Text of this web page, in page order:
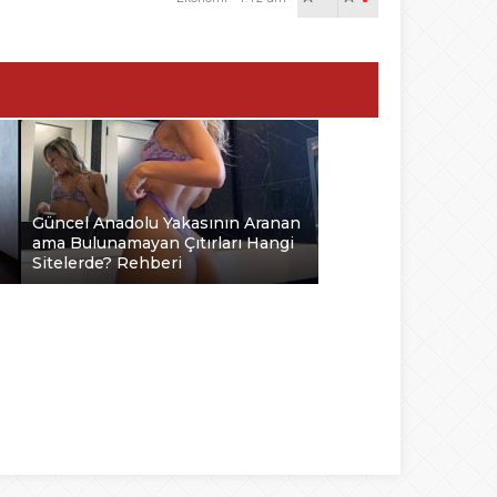
Güncel Anadolu Yakasının Aranan
ama Bulunamayan Çıtırları Hangi
Sitelerde? Rehberi